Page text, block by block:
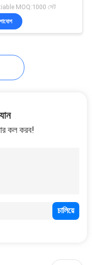
MOQ:1000 সেট
কল করব!